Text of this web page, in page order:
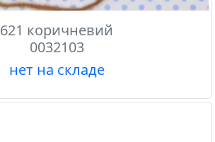
621 коричневий
0032103
нет на складе